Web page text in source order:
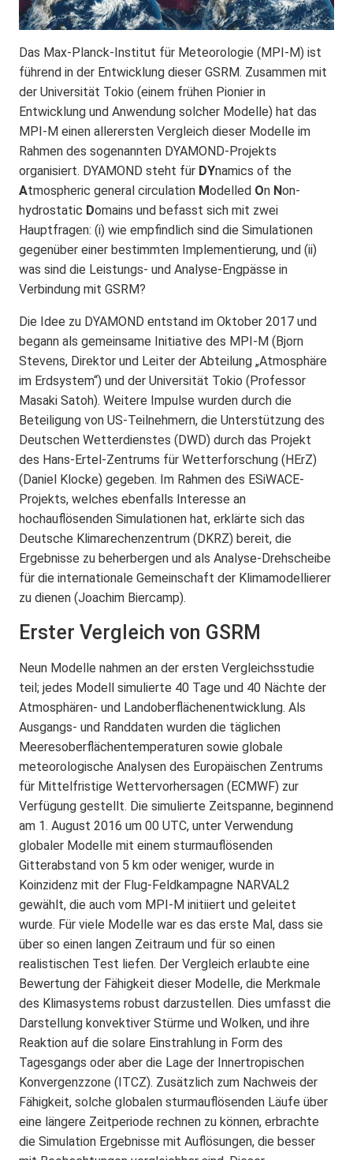
Das Max-Planck-Institut für Meteorologie (MPI-M) ist
führend in der Entwicklung dieser GSRM. Zusammen mit
der Universität Tokio (einem frühen Pionier in
Entwicklung und Anwendung solcher Modelle) hat das
MPI-M einen allerersten Vergleich dieser Modelle im
Rahmen des sogenannten DYAMOND-Projekts
organisiert. DYAMOND steht für DYnamics of the
Atmospheric general circulation Modelled On Non-
hydrostatic Domains und befasst sich mit zwei
Hauptfragen: (i) wie empfindlich sind die Simulationen
gegenüber einer bestimmten Implementierung, und (ii)
was sind die Leistungs- und Analyse-Engpässe in
Verbindung mit GSRM?
Die Idee zu DYAMOND entstand im Oktober 2017 und
begann als gemeinsame Initiative des MPI-M (Bjorn
Stevens, Direktor und Leiter der Abteilung „Atmosphäre
im Erdsystem“) und der Universität Tokio (Professor
Masaki Satoh). Weitere Impulse wurden durch die
Beteiligung von US-Teilnehmern, die Unterstützung des
Deutschen Wetterdienstes (DWD) durch das Projekt
des Hans-Ertel-Zentrums für Wetterforschung (HErZ)
(Daniel Klocke) gegeben. Im Rahmen des ESiWACE-
Projekts, welches ebenfalls Interesse an
hochauflösenden Simulationen hat, erklärte sich das
Deutsche Klimarechenzentrum (DKRZ) bereit, die
Ergebnisse zu beherbergen und als Analyse-Drehscheibe
für die internationale Gemeinschaft der Klimamodellierer
zu dienen (Joachim Biercamp).
Erster Vergleich von GSRM
Neun Modelle nahmen an der ersten Vergleichsstudie
teil; jedes Modell simulierte 40 Tage und 40 Nächte der
Atmosphären- und Landoberflächenentwicklung. Als
Ausgangs- und Randdaten wurden die täglichen
Meeresoberflächentemperaturen sowie globale
meteorologische Analysen des Europäischen Zentrums
für Mittelfristige Wettervorhersagen (ECMWF) zur
Verfügung gestellt. Die simulierte Zeitspanne, beginnend
am 1. August 2016 um 00 UTC, unter Verwendung
globaler Modelle mit einem sturmauflösenden
Gitterabstand von 5 km oder weniger, wurde in
Koinzidenz mit der Flug-Feldkampagne NARVAL2
gewählt, die auch vom MPI-M initiiert und geleitet
wurde. Für viele Modelle war es das erste Mal, dass sie
über so einen langen Zeitraum und für so einen
realistischen Test liefen. Der Vergleich erlaubte eine
Bewertung der Fähigkeit dieser Modelle, die Merkmale
des Klimasystems robust darzustellen. Dies umfasst die
Darstellung konvektiver Stürme und Wolken, und ihre
Reaktion auf die solare Einstrahlung in Form des
Tagesgangs oder aber die Lage der Innertropischen
Konvergenzzone (ITCZ). Zusätzlich zum Nachweis der
Fähigkeit, solche globalen sturmauflösenden Läufe über
eine längere Zeitperiode rechnen zu können, erbrachte
die Simulation Ergebnisse mit Auflösungen, die besser